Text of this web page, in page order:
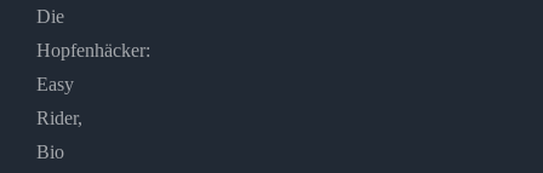
Die
Hopfenhäcker:
Easy
Rider,
Bio